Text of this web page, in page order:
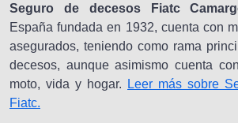
Seguro de decesos Fiatc
España fundada en 1932, cuenta con
asegurados, teniendo como rama
decesos, aunque asimismo cuenta
moto, vida y hogar.
Leer más sobre
Fiatc.